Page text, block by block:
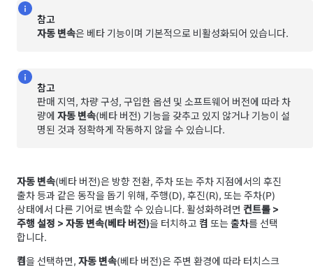
참고
자동 변속은 베타 기능이며 기본적으로 비활성화되어 있습니다.
참고
판매 지역, 차량 구성, 구입한 옵션 및 소프트웨어 버전에 따라 차
량에자동 변속(베타 버전) 기능을 갖추고 있지 않거나 기능이 설
명된 것과 정확하게 작동하지 않을 수 있습니다.
자동 변속(베타 버전)은 방향 전환, 주차 또는 주차 지점에서의 후진
출차 등과 같은 동작을 돕기 위해, 주행(D), 후진(R), 또는 주차(P)
상태에서 다른 기어로 변속할 수 있습니다. 활성화하려면 컨트롤 >
주행 설정 > 자동 변속(베타 버전)을 터치하고 켬 또는출차를 선택
합니다.
켬을 선택하면, 자동 변속(베타 버전)은 주변 환경에 따라 터치스크